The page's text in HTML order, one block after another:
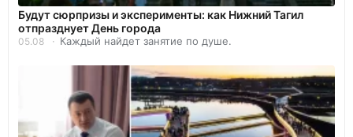
Будут сюрпризы и эксперименты: как Нижний Тагил
отпразднует День города
05.08 Каждый найдет занятие по душе.